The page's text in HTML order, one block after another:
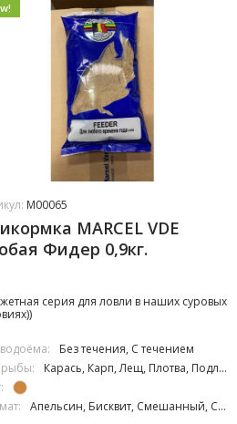
M00065
MARCEL VDE
Фидер 0,9кг.
серия для ловли в наших суровых
Без течения, С течением
Карась, Карп, Лещ, Плотва, Подлещик
Апельсин, Бисквит, Смешанный, Сладкий